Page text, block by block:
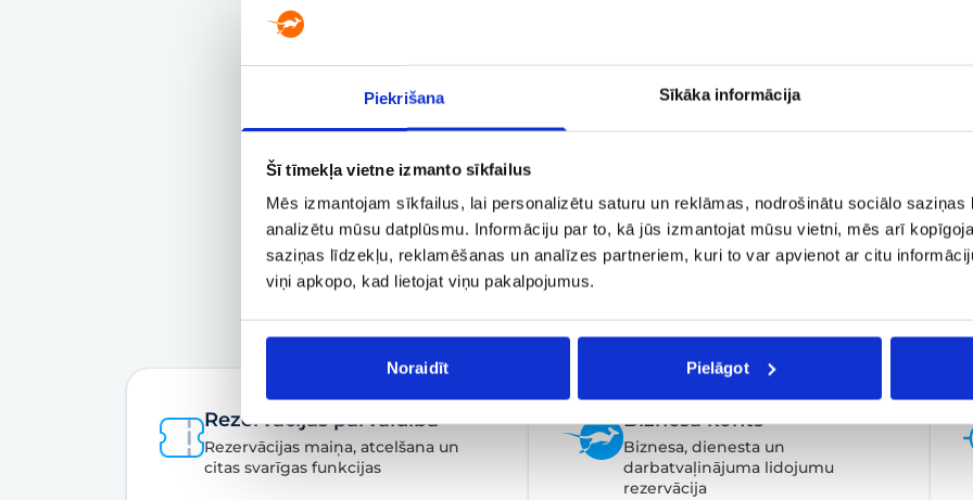
Piekrišana Sīkāka informācija
Šī tīmekļa vietne izmanto sīkfailus
Mēs izmantojam sīkfailus, lai personalizētu saturu un reklāmas, nodrošinātu sociālo
analizētu mūsu datplūsmu. Informāciju par to, kā jūs izmantojat mūsu vietni, mēs arī
saziņas līdzekļu, reklamēšanas un analīzes partneriem, kuri to var apvienot ar citu
viņi apkopo, kad lietojat viņu pakalpojumus.
Noraidīt Pielāgot
Rezervācijas pārvaldība
Rezervācijas maiņa, atcelšana un
citas svarīgas funkcijas
Biznesa konts
Biznesa, dienesta un
darbatvaļinājuma lidojumu
rezervācija